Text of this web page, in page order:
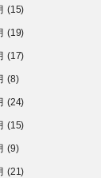
(15)
(19)
(17)
(8)
(24)
(15)
(9)
(21)